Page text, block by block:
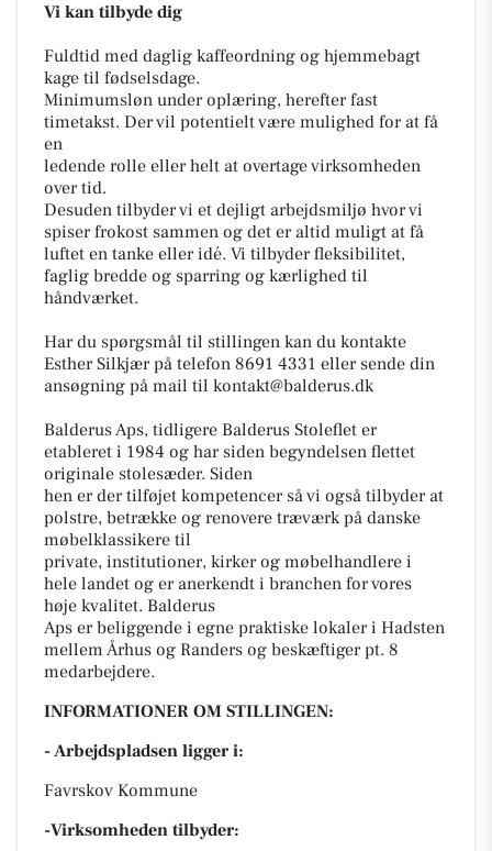
Vi kan tilbyde dig
Fuldtid med daglig kaffeordning og hjemmebagt
kage til fødselsdage.
Minimumsløn under oplæring, herefter fast
timetakst. Der vil potentielt være mulighed for at få
en
ledende rolle eller helt at overtage virksomheden
over tid.
Desuden tilbyder vi et dejligt arbejdsmiljø hvor vi
spiser frokost sammen og det er altid muligt at få
luftet en tanke eller idé. Vi tilbyder fleksibilitet,
faglig bredde og sparring og kærlighed til
håndværket.
Har du spørgsmål til stillingen kan du kontakte
Esther Silkjær på telefon 8691 4331 eller sende din
ansøgning på mail til kontakt@balderus.dk
Balderus Aps, tidligere Balderus Stoleflet er
etableret i 1984 og har siden begyndelsen flettet
originale stolesæder. Siden
hen er der tilføjet kompetencer så vi også tilbyder at
polstre, betrække og renovere træværk på danske
møbelklassikere til
private, institutioner, kirker og møbelhandlere i
hele landet og er anerkendt i branchen for vores
høje kvalitet. Balderus
Aps er beliggende i egne praktiske lokaler i Hadsten
mellem Århus og Randers og beskæftiger pt. 8
medarbejdere.
INFORMATIONER OM STILLINGEN:
- Arbejdspladsen ligger i:
Favrskov Kommune
-Virksomheden tilbyder: